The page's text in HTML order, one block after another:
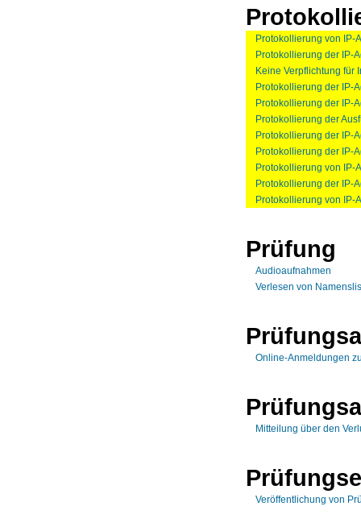
Protokollierung von IP-
Protokollierung der IP-
Keine Verpflichtung für
Protokollierung der IP-
Protokollierung der IP-
Protokollierung der
Protokollierung der IP-
Protokollierung der IP-
Protokollierung von IP-
Protokollierung der IP-
Protokollierung von IP-
Prüfung
Audioaufnahmen
Verlesen von
Online-Anmeldungen
Mitteilung über den
Veröffentlichung von